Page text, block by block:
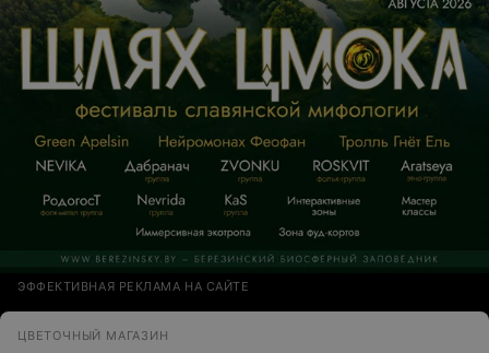
ЭФФЕКТИВНАЯ РЕКЛАМА НА САЙТЕ
ЦВЕТОЧНЫЙ МАГАЗИН